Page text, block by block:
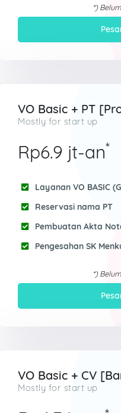
*)
VO Basic + PT
Mostly for start up
Rp6.9 jt-an*
Layanan VO BASIC
Reservasi nama PT
Pembuatan Akta
Pengesahan SK
*)
VO Basic + CV
Mostly for start up